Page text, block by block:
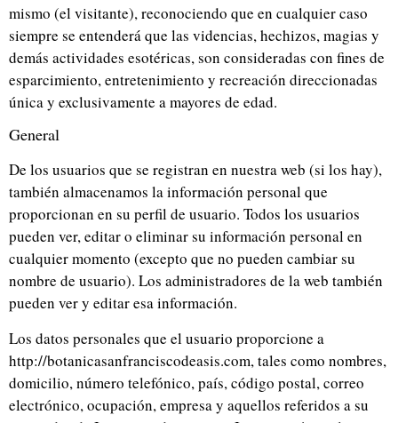
mismo (el visitante), reconociendo que en cualquier caso
siempre se entenderá que las videncias, hechizos, magias y
demás actividades esotéricas, son consideradas con fines de
esparcimiento, entretenimiento y recreación direccionadas
única y exclusivamente a mayores de edad.
General
De los usuarios que se registran en nuestra web (si los hay),
también almacenamos la información personal que
proporcionan en su perfil de usuario. Todos los usuarios
pueden ver, editar o eliminar su información personal en
cualquier momento (excepto que no pueden cambiar su
nombre de usuario). Los administradores de la web también
pueden ver y editar esa información.
Los datos personales que el usuario proporcione a
http://botanicasanfranciscodeasis.com, tales como nombres,
domicilio, número telefónico, país, código postal, correo
electrónico, ocupación, empresa y aquellos referidos a su